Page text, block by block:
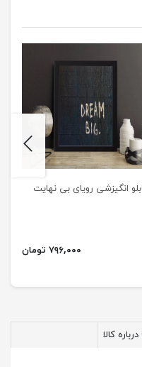
انگیزشی رویای بی نهایت
۷۹۶,۰۰۰ تومان
کالا